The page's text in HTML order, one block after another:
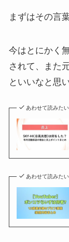
まずはその言
今はとにかく
されて、また
といいなと思
あわせて読みたい
あわせて読みたい